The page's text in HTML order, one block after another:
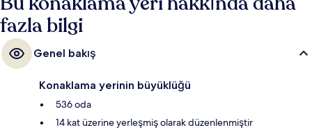
fazla bilgi
Genel bakış
Konaklama yerinin büyüklüğü
536 oda
14 kat üzerine yerleşmiş olarak düzenlenmiştir